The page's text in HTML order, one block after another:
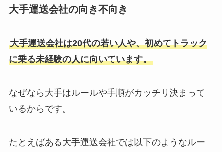
大手運送会社の向き不向き
大手運送会社は20代の若い人や、初めてトラック
に乗る未経験の人に向いています。
なぜなら大手はルールや手順がカッチリ決まって
いるからです。
たとえばある大手運送会社では以下のようなルー